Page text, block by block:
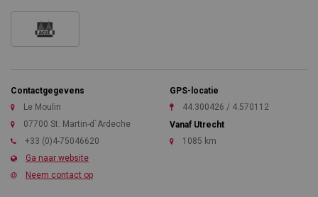
Contactgegevens
Le Moulin
07700 St. Martin-d`Ardeche
+33 (0)4-75046620
Ga naar website
Neem contact op
GPS-locatie
44.300426 / 4.570112
Vanaf Utrecht
1085 km